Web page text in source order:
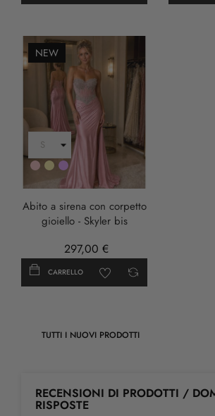
NEW
RosaOroLILLA
Abito a sirena con corpetto
gioiello - Skyler bis
297,00 €
CARRELLO
TUTTI I NUOVI PRODOTTI
RECENSIONI DI PRODOTTI /
RISPOSTE